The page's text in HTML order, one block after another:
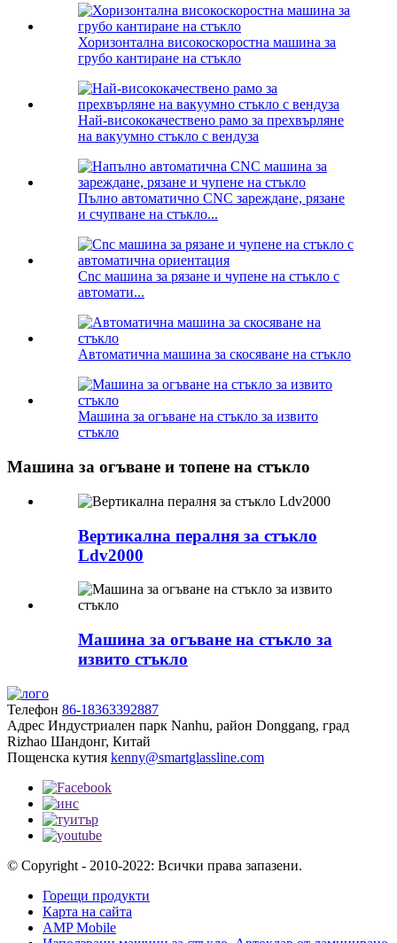
Хоризонтална високоскоростна машина за
грубо кантиране на стъкло
Най-висококачествено рамо за прехвърляне
на вакуумно стъкло с вендуза
Пълно автоматично CNC зареждане, рязане
и счупване на стъкло...
Cnc машина за рязане и чупене на стъкло с
автомати...
Автоматична машина за скосяване на стъкло
Машина за огъване на стъкло за извито
стъкло
Машина за огъване и топене на стъкло
Вертикална пералня за стъкло
Ldv2000
Машина за огъване на стъкло за
извито стъкло
Телефон 86-18363392887
Адрес Индустриален парк Nanhu, район Donggang, град
Rizhao Шандонг, Китай
Пощенска кутия kenny@smartglassline.com
© Copyright - 2010-2022: Всички права запазени.
Горещи продукти
Карта на сайта
AMP Mobile